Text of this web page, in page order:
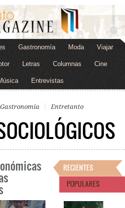
Gastronomía Moda Viajar
Letras Columnas Cine
Entrevistas
Gastronomía Entretanto
RECIENTES
POPULARES